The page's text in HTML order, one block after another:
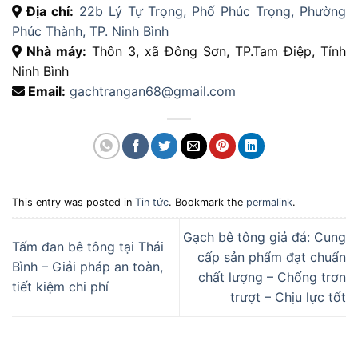
Địa chỉ: 22b Lý Tự Trọng, Phố Phúc Trọng, Phường
Phúc Thành, TP. Ninh Bình
Nhà máy: Thôn 3, xã Đông Sơn, TP.Tam Điệp, Tỉnh
Ninh Bình
Email: gachtrangan68@gmail.com
This entry was posted in Tin tức. Bookmark the permalink.
Tấm đan bê tông tại Thái
Bình – Giải pháp an toàn,
tiết kiệm chi phí
Gạch bê tông giả đá: Cung
cấp sản phẩm đạt chuẩn
chất lượng – Chống trơn
trượt – Chịu lực tốt